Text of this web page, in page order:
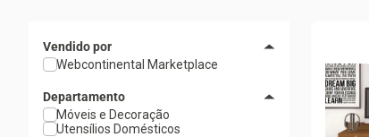
Webcontinental Marketplace
Departamento
Móveis e Decoração
Utensílios Domésticos